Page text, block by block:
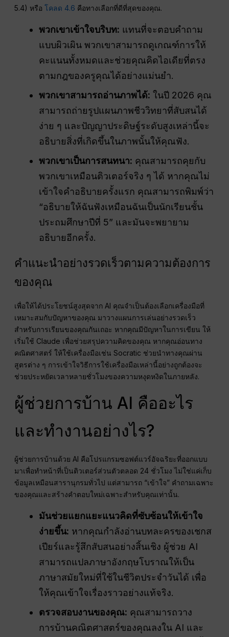
5.4) หรือโคลด 4.6 คือทางเลือกที่ดีที่สุดของคุณ.
พวกเขาเข้าใจบริบท: แทนที่จะตอบคำถาม
แบบผิวเผิน พวกเขาสามารถดูเกณฑ์การให้
คะแนนทั้งหมดและช่วยคุณคิดไอเดียที่ตรง
ตามกฎของครูคุณได้อย่างแม่นยำ.
พวกเขาสามารถอ่านภาพได้: ในปี 2026 คุณ
สามารถถ่ายรูปแผนภาพชีววิทยาที่สับสนได้
ง่าย ๆ และปัญญาประดิษฐ์ระดับสูงเหล่านี้จะ
อธิบายสิ่งที่เกิดขึ้นในภาพนั้นให้คุณฟัง.
พวกเขาเป็นการสนทนา: คุณสามารถคุยกับ
พวกเขาเหมือนติวเตอร์จริง ๆ ได้ หากคุณไม่
เข้าใจคำอธิบายครั้งแรก คุณสามารถพิมพ์ว่า
“อธิบายให้ฉันฟังเหมือนฉันเป็นนักเรียนชั้น
ประถมศึกษาปีที่ 5” และมันจะพยายาม
อธิบายอีกครั้ง.
คำแนะนำอย่างรวดเร็วตามความต้องการ
ของคุณ
เพื่อให้ได้ประโยชน์สูงสุดจาก AI คุณจำเป็นต้องเลือกเครื่องมือที่
เหมาะสมกับปัญหาของคุณ มาวางแผนการเล่นอย่างรวดเร็ว
สำหรับการเรียนของคุณกันเถอะ หากคุณมีปัญหาในการเขียน ให้
เริ่มใช้ Claude เพื่อช่วยสรุปความคิดของคุณ หากคุณอ่อนทาง
คณิตศาสตร์ ให้ใช้เครื่องมือเช่น Socratic ช่วยนำทางคุณผ่าน
สูตรต่าง ๆ การเข้าใจวิธีการใช้เครื่องมือเหล่านี้อย่างถูกต้องจะ
ช่วยประหยัดเวลาหลายชั่วโมงของความหงุดหงิดในภายหลัง.
ผู้ช่วยการบ้าน AI คืออะไร
และทำงานอย่างไร?
ผู้ช่วยการบ้านด้วย AI คือโปรแกรมซอฟต์แวร์อัจฉริยะที่ออกแบบ
มาเพื่อทำหน้าที่เป็นติวเตอร์ส่วนตัวตลอด 24 ชั่วโมง ไม่ใช่แค่เก็บ
ข้อมูลเหมือนสารานุกรมทั่วไป แต่สามารถ “เข้าใจ” คำถามเฉพาะ
ของคุณและสร้างคำตอบใหม่เฉพาะสำหรับคุณเท่านั้น.
มันช่วยแยกแยะแนวคิดที่ซับซ้อนให้เข้าใจ
ง่ายขึ้น: หากคุณกำลังอ่านบทละครของเชกส
เปียร์และรู้สึกสับสนอย่างสิ้นเชิง ผู้ช่วย AI
สามารถแปลภาษาอังกฤษโบราณให้เป็น
ภาษาสมัยใหม่ที่ใช้ในชีวิตประจำวันได้ เพื่อ
ให้คุณเข้าใจเรื่องราวอย่างแท้จริง.
ตรวจสอบงานของคุณ: คุณสามารถวาง
การบ้านคณิตศาสตร์ของคุณลงใน AI และ